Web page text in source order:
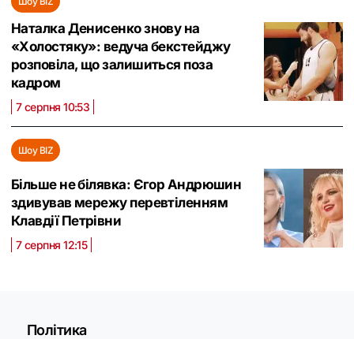
Наталка Денисенко знову на
«Холостяку»: ведуча бекстейджу
розповіла, що залишиться поза
кадром
7 серпня 10:53
Шоу BIZ
Більше не білявка: Єгор Андрюшин
здивував мережу перевтіленням
Клавдії Петрівни
7 серпня 12:15
Політика